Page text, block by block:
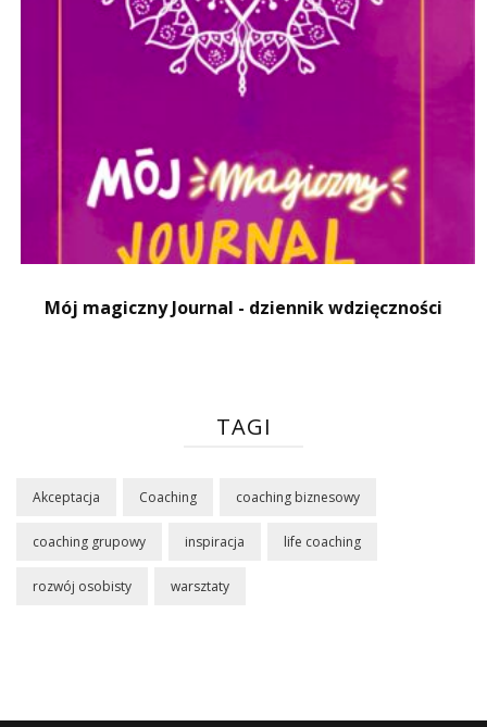
Mój magiczny Journal - dziennik wdzięczności
TAGI
Akceptacja Coaching coaching biznesowy
coaching grupowy inspiracja life coaching
rozwój osobisty warsztaty